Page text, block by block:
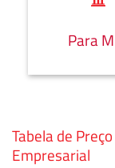
Para
Tabela de
Empresarial